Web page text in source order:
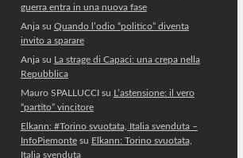
guerra entra in una nuova fase
Anjasu Quando l’odio “politico” diventa
invito a sparare
Anjasu La strage di Capaci: una crepa nella
Repubblica
Mauro SPALLUCCI su L’astensione: il vero
“partito” vincitore
Elkann: #Torino svuotata, Italia svenduta –
InfoPiemontesu Elkann: Torino svuotata,
Italia svenduta